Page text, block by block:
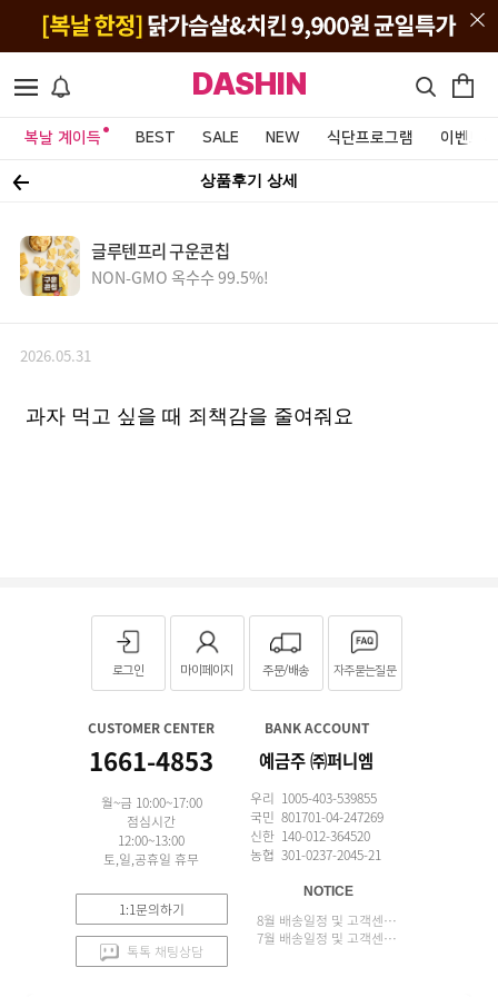
DASHIN
복날 계이득 BEST SALE NEW 식단프로그램 이벤트&
상품후기 상세
글루텐프리 구운콘칩
NON-GMO 옥수수 99.5%!
2026.05.31
과자 먹고 싶을 때 죄책감을 줄여줘요
로그인 마이페이지 주문/배송 자주묻는질문
CUSTOMER CENTER
1661-4853
월~금 10:00~17:00
점심시간
12:00~13:00
토,일,공휴일 휴무
1:1문의하기
톡톡 채팅상담
BANK ACCOUNT
예금주 ㈜퍼니엠
우리 1005-403-539855
국민 801701-04-247269
신한 140-012-364520
농협 301-0237-2045-21
NOTICE
8월 배송일정 및 고객센터 업무 안내
7월 배송일정 및 고객센터 업무 안내